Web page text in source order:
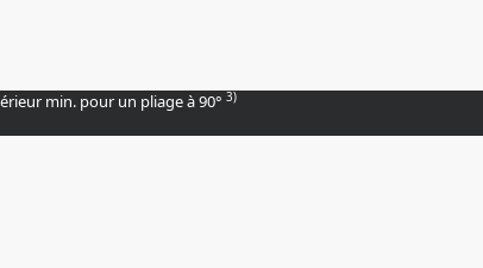
min. pour un pliage à 90° 3)